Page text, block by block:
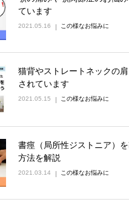
ています
2021.05.16 この様なお悩みに
猫背やストレートネックの
されています
2021.05.15 この様なお悩みに
書痙（局所性ジストニア）
方法を解説
2021.03.14 この様なお悩みに